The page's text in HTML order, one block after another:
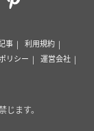
事
利用規約
リシー
運営会社
ます。